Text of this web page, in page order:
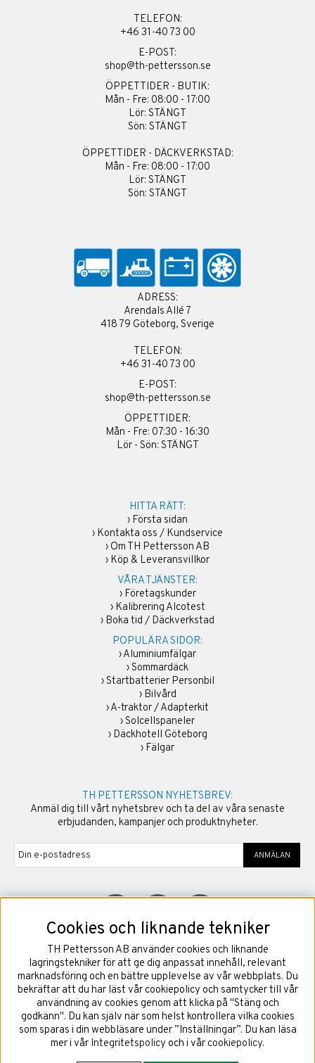
TELEFON:
+46 31-40 73 00
E-POST:
shop@th-pettersson.se
ÖPPETTIDER - BUTIK:
Mån - Fre: 08:00 - 17:00
Lör: STÄNGT
Sön: STÄNGT
ÖPPETTIDER - DÄCKVERKSTAD:
Mån - Fre: 08:00 - 17:00
Lör: STÄNGT
Sön: STÄNGT
ADRESS:
Arendals Allé 7
418 79 Göteborg, Sverige
TELEFON:
+46 31-40 73 00
E-POST:
shop@th-pettersson.se
ÖPPETTIDER:
Mån - Fre: 07:30 - 16:30
Lör - Sön: STÄNGT
HITTA RÄTT:
› Första sidan
› Kontakta oss / Kundservice
› Om TH Pettersson AB
› Köp & Leveransvillkor
VÅRA TJÄNSTER:
› Företagskunder
› Kalibrering Alcotest
› Boka tid / Däckverkstad
POPULÄRA SIDOR:
›Aluminiumfälgar
›Sommardäck
›Startbatterier Personbil
› Bilvård
›A-traktor / Adapterkit
›Solcellspaneler
› Däckhotell Göteborg
› Fälgar
TH PETTERSSON NYHETSBREV:
Anmäl dig till vårt nyhetsbrev och ta del av våra senaste
erbjudanden, kampanjer och produktnyheter.
ANMÄLAN
©2026Copyright TH Pettersson AB
Cookies och liknande tekniker
TH Pettersson AB använder cookies och liknande
lagringstekniker för att ge dig anpassat innehåll, relevant
marknadsföring och en bättre upplevelse av vår webbplats. Du
bekräftar att du har läst vår cookiepolicy och samtycker till vår
användning av cookies genom att klicka på "Stäng och
godkänn". Du kan själv när som helst kontrollera vilka cookies
som sparas i din webbläsare under ”Inställningar”. Du kan läsa
mer i vår Integritetspolicy och i vår cookiepolicy.